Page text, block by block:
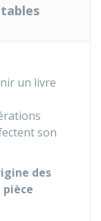
un livre
son
des